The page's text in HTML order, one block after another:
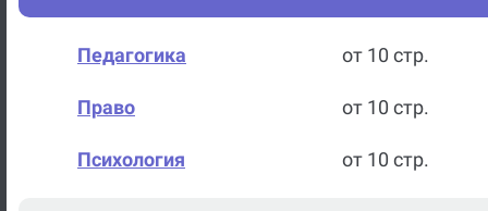
Педагогика от 10 стр.
Право от 10 стр.
Психология от 10 стр.